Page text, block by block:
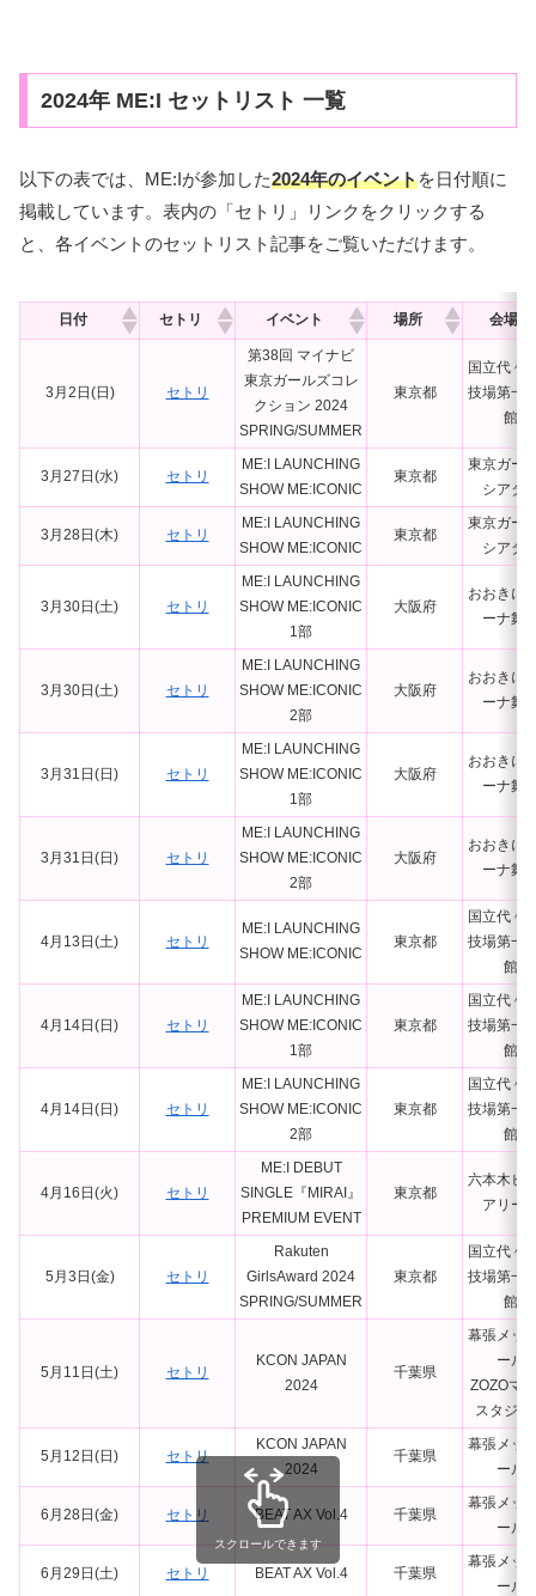
2024年 ME:I セットリスト 一覧
以下の表では、ME:Iが参加した2024年のイベントを日付順に
掲載しています。表内の「セトリ」リンクをクリックする
と、各イベントのセットリスト記事をご覧いただけます。
日付 セトリ イベント 場所 会場
3月2日(日) セトリ
第38回 マイナビ
東京ガールズコレ
クション 2024
SPRING/SUMMER
東京都
国立代々
技場第一
館
3月27日(水) セトリ
ME:I LAUNCHING
SHOW ME:ICONIC
東京都
東京ガー
シアタ
3月28日(木) セトリ
ME:I LAUNCHING
SHOW ME:ICONIC
東京都
東京ガー
シアタ
3月30日(土) セトリ
ME:I LAUNCHING
SHOW ME:ICONIC
1部
大阪府
おおきに
ーナ舞
3月30日(土) セトリ
ME:I LAUNCHING
SHOW ME:ICONIC
2部
大阪府
おおきに
ーナ舞
3月31日(日) セトリ
ME:I LAUNCHING
SHOW ME:ICONIC
1部
大阪府
おおきに
ーナ舞
3月31日(日) セトリ
ME:I LAUNCHING
SHOW ME:ICONIC
2部
大阪府
おおきに
ーナ舞
4月13日(土) セトリ
ME:I LAUNCHING
SHOW ME:ICONIC
東京都
国立代々
技場第一
館
4月14日(日) セトリ
ME:I LAUNCHING
SHOW ME:ICONIC
1部
東京都
国立代々
技場第一
館
4月14日(日) セトリ
ME:I LAUNCHING
SHOW ME:ICONIC
2部
東京都
国立代々
技場第一
館
4月16日(火) セトリ
ME:I DEBUT
SINGLE『MIRAI』
PREMIUM EVENT
東京都
六本木ヒ
アリー
5月3日(金) セトリ
Rakuten
GirlsAward 2024
SPRING/SUMMER
東京都
国立代々
技場第一
館
5月11日(土) セトリ
KCON JAPAN
2024
千葉県
幕張メッ
ール
ZOZOマ
スタジア
5月12日(日) セトリ
KCON JAPAN
2024
千葉県
幕張メッ
ール
6月28日(金) セトリ BEAT AX Vol.4 千葉県
幕張メッ
ール
6月29日(土) セトリ BEAT AX Vol.4 千葉県
幕張メッ
ール
スクロールできます